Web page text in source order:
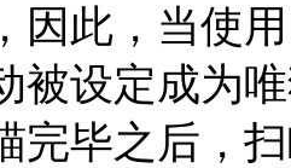
因此，当使
被设定成为
完毕之后，